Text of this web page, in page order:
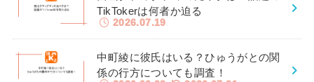
TikTokerは何者か迫る
2026.07.19
中町綾に彼氏はいる？ひゅうがとの関
係の行方についても調査！